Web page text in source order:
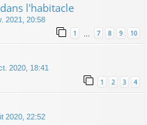
l'habitacle
2021, 20:58
1 … 7 8 9 10
2020, 18:41
1 2 3 4
2020, 22:52